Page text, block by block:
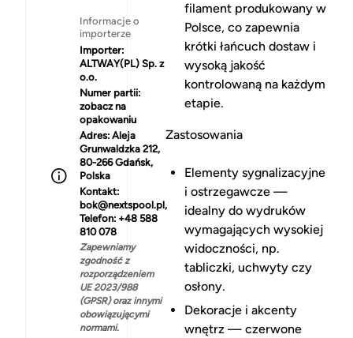
Informacje o
importerze
Importer:
ALTWAY(PL) Sp. z
o.o.
Numer partii:
zobacz na
opakowaniu
Adres: Aleja
Grunwaldzka 212,
80-266 Gdańsk,
Polska
Kontakt:
bok@nextspool.pl,
Telefon: +48 588
810 078
Zapewniamy
zgodność z
rozporządzeniem
UE 2023/988
(GPSR) oraz innymi
obowiązującymi
normami.
filament produkowany w
Polsce, co zapewnia
krótki łańcuch dostaw i
wysoką jakość
kontrolowaną na każdym
etapie.
Zastosowania
Elementy sygnalizacyjne
i ostrzegawcze —
idealny do wydruków
wymagających wysokiej
widoczności, np.
tabliczki, uchwyty czy
osłony.
Dekoracje i akcenty
wnętrz — czerwone